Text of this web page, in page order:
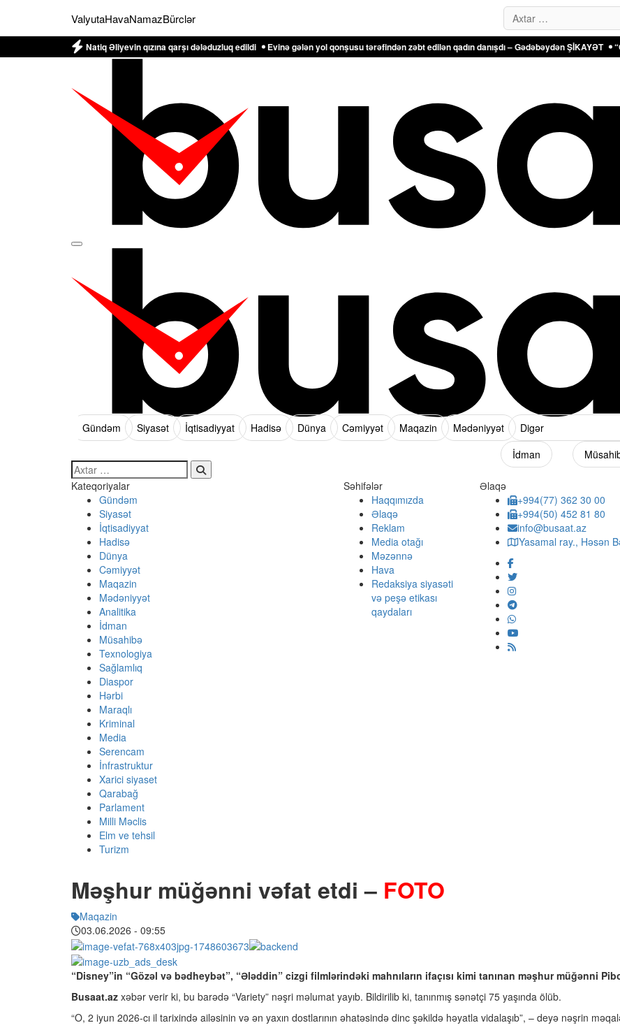
ValyutaHavaNamazBürclər Search…
Natiq Əliyevin qızına qarşı dələduzluq edildi Evinə gələn yol qonşusu tərəfindən zəbt edilən qadın danışdı – Gədəbəydən ŞİKAYƏT “Ganjavi
Gündəm Siyasət İqtisadiyyat Hadisə Dünya Cəmiyyət Maqazin Mədəniyyət
Digər
İdman
Search…
Kateqoriyalar
Gündəm
Siyasət
İqtisadiyyat
Hadisə
Dünya
Cəmiyyət
Maqazin
Mədəniyyət
Analitika
İdman
Müsahibə
Texnologiya
Sağlamlıq
Diaspor
Hərbi
Maraqlı
Kriminal
Media
Serencam
İnfrastruktur
Xarici siyaset
Qarabağ
Parlament
Milli Məclis
Elm ve tehsil
Turizm
Səhifələr
Haqqımızda
Əlaqə
Reklam
Media otağı
Məzənnə
Hava
Redaksiya siyasəti
və peşə etikası
qaydaları
Əlaqə
+994(77) 362 30 00
+994(50) 452 81 80
info@busaat.az
Yasamal ray., Həsən
Məşhur müğənni vəfat etdi – FOTO
Maqazin
03.06.2026 - 09:55
“Disney”in “Gözəl və bədheybət”, “Ələddin” cizgi filmlərindəki mahnıların ifaçısı kimi tanınan məşhur müğənni
Busaat.az xəbər verir ki, bu barədə “Variety” nəşri məlumat yayıb. Bildirilib ki, tanınmış sənətçi 75 yaşında ölüb.
“O, 2 iyun 2026-cı il tarixində ailəsinin və ən yaxın dostlarının əhatəsində dinc şəkildə həyatla vidalaşıb”, – deyə nəşrin